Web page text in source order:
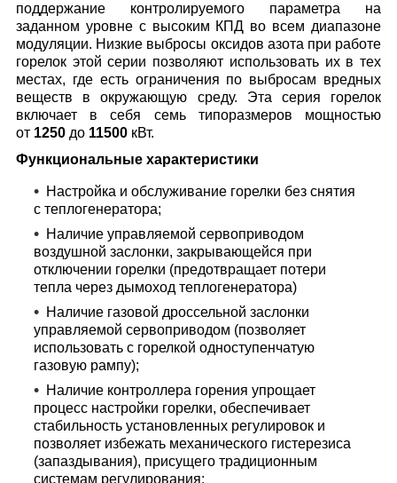
поддержание контролируемого параметра на
заданном уровне с высоким КПД во всем диапазоне
модуляции. Низкие выбросы оксидов азота при работе
горелок этой серии позволяют использовать их в тех
местах, где есть ограничения по выбросам вредных
веществ в окружающую среду. Эта серия горелок
включает в себя семь типоразмеров мощностью
от 1250 до 11500 кВт.
Функциональные характеристики
Настройка и обслуживание горелки без снятия
с теплогенератора;
Наличие управляемой сервоприводом
воздушной заслонки, закрывающейся при
отключении горелки (предотвращает потери
тепла через дымоход теплогенератора)
Наличие газовой дроссельной заслонки
управляемой сервоприводом (позволяет
использовать с горелкой одноступенчатую
газовую рампу);
Наличие контроллера горения упрощает
процесс настройки горелки, обеспечивает
стабильность установленных регулировок и
позволяет избежать механического гистерезиса
(запаздывания), присущего традиционным
системам регулирования;